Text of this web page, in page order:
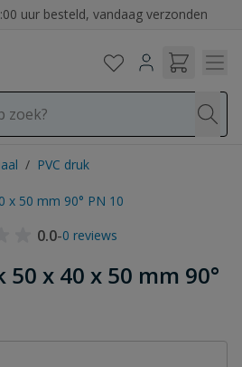
uur besteld, vandaag verzonden
/ PVC druk
x 50 mm 90° PN 10
0.0-0 reviews
50 x 40 x 50 mm 90°